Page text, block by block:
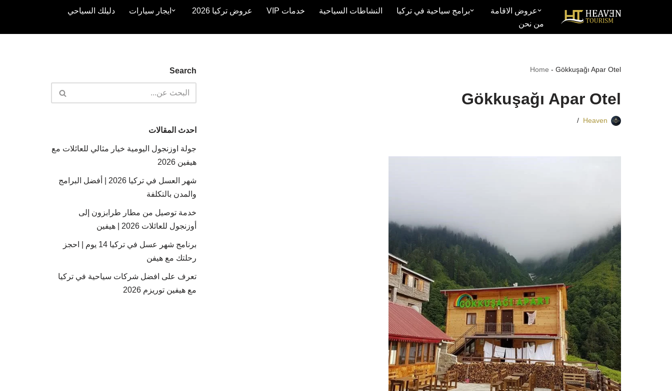
عروض الاقامة برامج سياحية في تركيا النشاطات السياحية خدمات VIP عروض تركيا 2026 ايجار سيارات
دليلك السياحي
من نحن
Home - Gökkuşağı Apar Otel
Gökkuşağı Apar Otel
Heaven
Search
احدث المقالات
جولة اوزنجول اليومية خيار مثالي للعائلات مع
هيفين 2026
شهر العسل في تركيا 2026 | أفضل البرامج
والمدن بالتكلفة
خدمة توصيل من مطار طرابزون إلى
أوزنجول للعائلات 2026 | هيفين
برنامج شهر عسل في تركيا 14 يوم | احجز
رحلتك مع هيفن
تعرف على افضل شركات سياحية في تركيا
مع هيفين توريزم 2026